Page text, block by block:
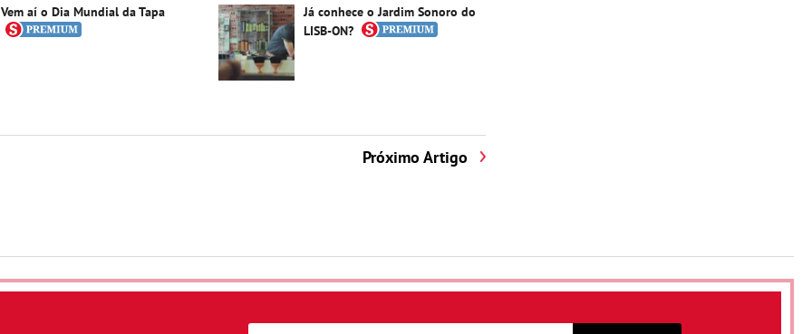
Vem aí o Dia Mundial da Tapa
Já conhece o Jardim Sonoro do
LISB-ON?
Próximo Artigo